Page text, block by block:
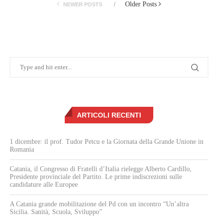
NEWER POSTS Older Posts
ARTICOLI RECENTI
1 dicembre: il prof. Tudor Petcu e la Giornata della Grande Unione in
Romania
Catania, il Congresso di Fratelli d’Italia rielegge Alberto Cardillo,
Presidente provinciale del Partito. Le prime indiscrezioni sulle
candidature alle Europee
A Catania grande mobilitazione del Pd con un incontro “Un’altra
Sicilia. Sanità, Scuola, Sviluppo”